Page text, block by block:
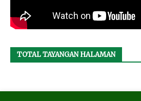
TOTAL TAYANGAN HALAMAN